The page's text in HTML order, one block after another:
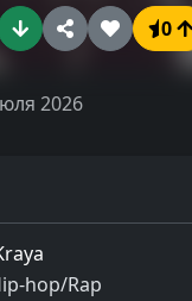
0
2026
hop/Rap